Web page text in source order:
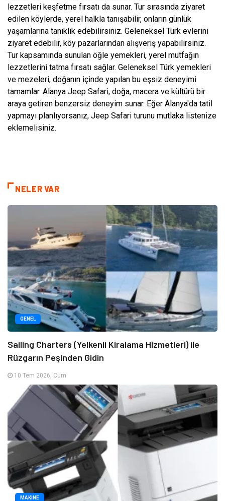
lezzetleri keşfetme fırsatı da sunar. Tur sırasında ziyaret
edilen köylerde, yerel halkla tanışabilir, onların günlük
yaşamlarına tanıklık edebilirsiniz. Geleneksel Türk evlerini
ziyaret edebilir, köy pazarlarından alışveriş yapabilirsiniz.
Tur kapsamında sunulan öğle yemekleri, yerel mutfağın
lezzetlerini tatma fırsatı sağlar. Geleneksel Türk yemekleri
ve mezeleri, doğanın içinde yapılan bu eşsiz deneyimi
tamamlar. Alanya Jeep Safari, doğa, macera ve kültürü bir
araya getiren benzersiz deneyim sunar. Eğer Alanya'da tatil
yapmayı planlıyorsanız, Jeep Safari turunu mutlaka listenize
eklemelisiniz.
NELER VAR
GENEL
Sailing Charters (Yelkenli Kiralama Hizmetleri) ile
Rüzgarın Peşinden Gidin
10 Tem 2026, Cum
MAKINE